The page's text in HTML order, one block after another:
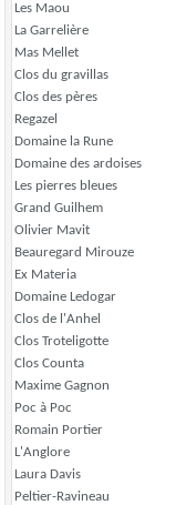
Les Maou
La Garrelière
Mas Mellet
Clos du gravillas
Clos des pères
Regazel
Domaine la Rune
Domaine des ardoises
Les pierres bleues
Grand Guilhem
Olivier Mavit
Beauregard Mirouze
Ex Materia
Domaine Ledogar
Clos de l'Anhel
Clos Troteligotte
Clos Counta
Maxime Gagnon
Poc à Poc
Romain Portier
L'Anglore
Laura Davis
Peltier-Ravineau